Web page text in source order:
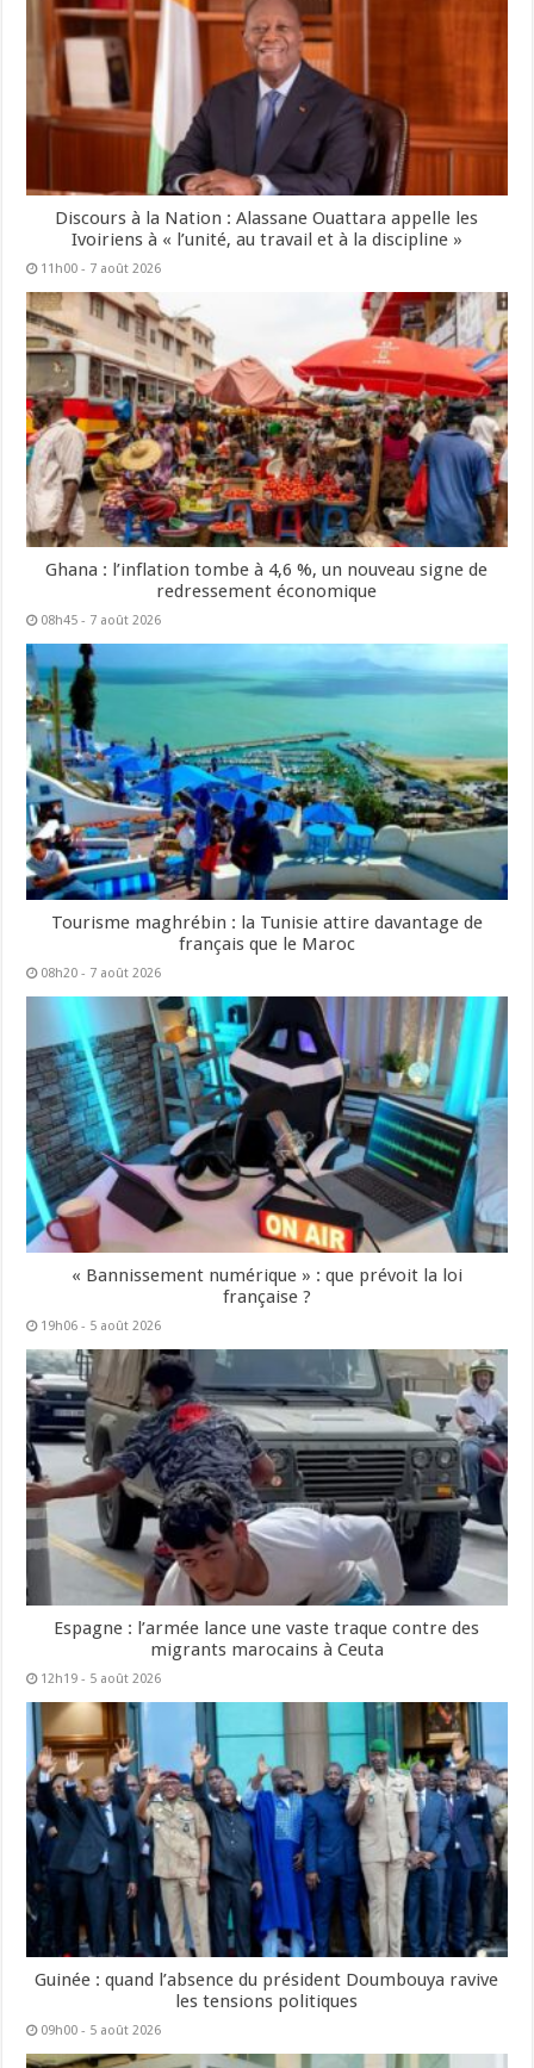
Discours à la Nation : Alassane Ouattara appelle les
Ivoiriens à « l’unité, au travail et à la discipline »
11h00 - 7 août 2026
Ghana : l’inflation tombe à 4,6 %, un nouveau signe de
redressement économique
08h45 - 7 août 2026
Tourisme maghrébin : la Tunisie attire davantage de
français que le Maroc
08h20 - 7 août 2026
« Bannissement numérique » : que prévoit la loi
française ?
19h06 - 5 août 2026
Espagne : l’armée lance une vaste traque contre des
migrants marocains à Ceuta
12h19 - 5 août 2026
Guinée : quand l’absence du président Doumbouya ravive
les tensions politiques
09h00 - 5 août 2026